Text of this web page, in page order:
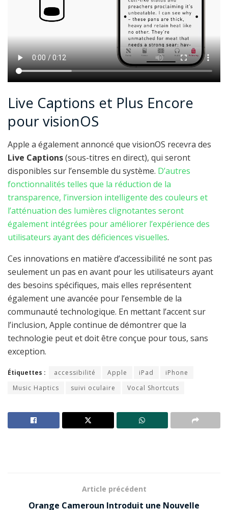
Live Captions et Plus Encore
pour visionOS
Apple a également annoncé que visionOS recevra des
Live Captions(sous-titres en direct), qui seront
disponibles sur l’ensemble du système. D’autres
fonctionnalités telles que la réduction de la
transparence, l’inversion intelligente des couleurs et
l’atténuation des lumières clignotantes seront
également intégrées pour améliorer l’expérience des
utilisateurs ayant des déficiences visuelles.
Ces innovations en matière d’accessibilité ne sont pas
seulement un pas en avant pour les utilisateurs ayant
des besoins spécifiques, mais elles représentent
également une avancée pour l’ensemble de la
communauté technologique. En mettant l’accent sur
l’inclusion, Apple continue de démontrer que la
technologie peut et doit être conçue pour tous, sans
exception.
Étiquettes : accessibilité Apple iPad
iPhone
Music Haptics
suivi oculaire Vocal Shortcuts
Article précédent
Orange Cameroun Introduit une Nouvelle